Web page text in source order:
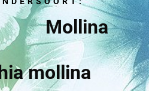
–
mollina